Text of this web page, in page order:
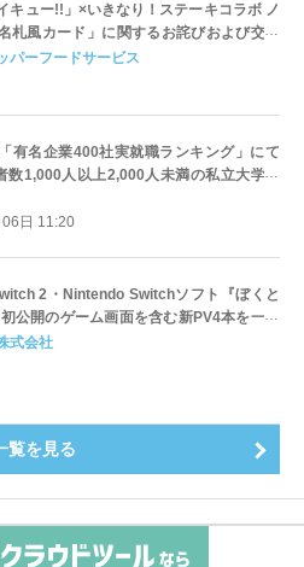
キュー!!」×いきなり！ステーキコラボ ノ
札風カード」に関するお詫びおよび交換
のご案内
パーフードサービス
有名企業400社実就職ランキング」にて
数1,000人以上2,000人未満の私立大学で
獲得！～実就職率は26.5%（前年比＋
、東京の私立大学でも10位にランクイン
日 11:20
2・Nintendo Switchソフト『ぼくと
公開のゲーム画面を含む新PV4本を一挙
式会社
覧を見る